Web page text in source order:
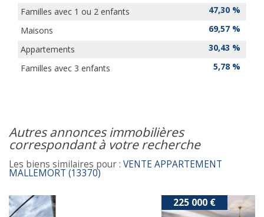
Familles avec 1 ou 2 enfants
47,30 %
Maisons
69,57 %
Appartements
30,43 %
Familles avec 3 enfants
5,78 %
autres annonces immobilières
correspondant à votre recherche
Les biens similaires pour : VENTE APPARTEMENT
MALLEMORT (13370)